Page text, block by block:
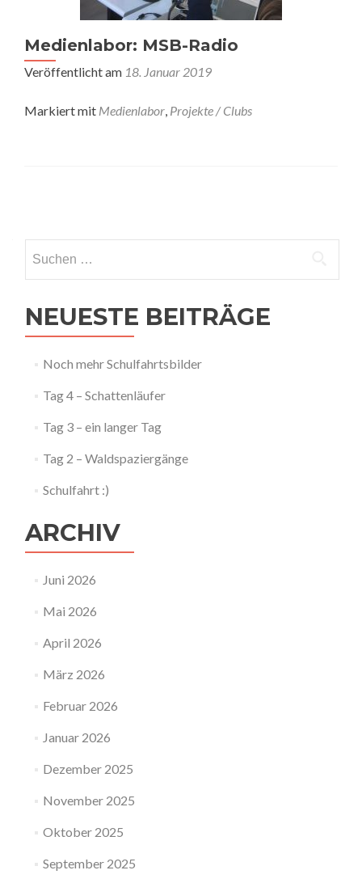
Medienlabor: MSB-Radio
Veröffentlicht am 18. Januar 2019
Markiert mit Medienlabor, Projekte / Clubs
navigation
nach:
NEUESTE BEITRÄGE
Noch mehr Schulfahrtsbilder
Tag 4 – Schattenläufer
Tag 3 – ein langer Tag
Tag 2 – Waldspaziergänge
Schulfahrt :)
ARCHIV
Juni 2026
Mai 2026
April 2026
März 2026
Februar 2026
Januar 2026
Dezember 2025
November 2025
Oktober 2025
September 2025